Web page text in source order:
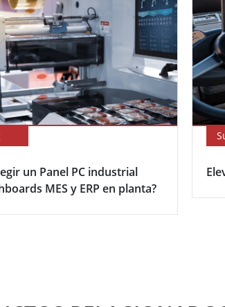
un Panel PC industrial
MES y ERP en planta?